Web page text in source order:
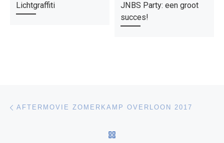
Lichtgraffiti
JNBS Party: een groot
succes!
Bericht navigatie
AFTERMOVIE ZOMERKAMP OVERLOON 2017